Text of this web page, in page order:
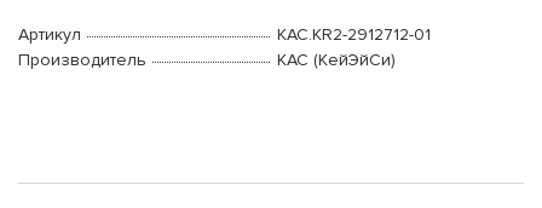
Артикул
KAC.KR2-2912712-01
Производитель
КАС (КейЭйСи)